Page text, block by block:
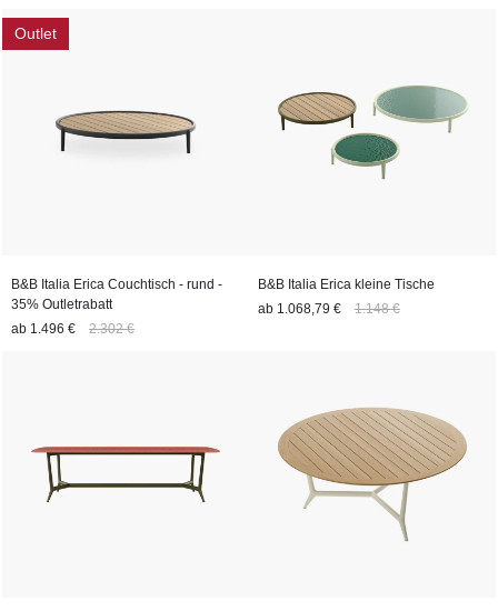
Outlet
B&B Italia Erica Couchtisch - rund -
35% Outletrabatt
ab 1.496 € 2.302 €
B&B Italia Erica kleine Tische
ab 1.068,79 € 1.148 €